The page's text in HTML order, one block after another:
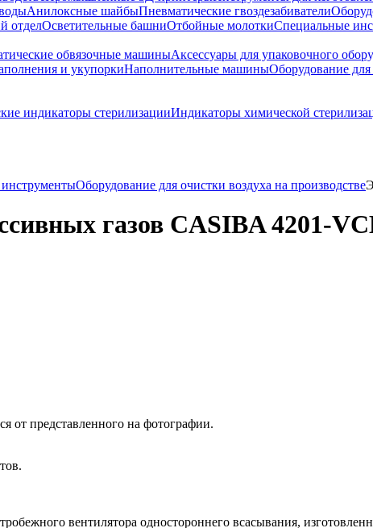
Анилокcные шайбыПневматические гвоздезабиватели
отделОсветительные башниОтбойные молоткиСпециальные
обвязочные машиныАксессуары для упаковочного
и укупоркиНаполнительные машиныОборудование
индикаторы стерилизацииИндикаторы химической
инструментыОборудование для очистки воздуха на производстве
газов CASIBA 4201-
от представленного на фотографии.
вентилятора одностороннего всасывания,